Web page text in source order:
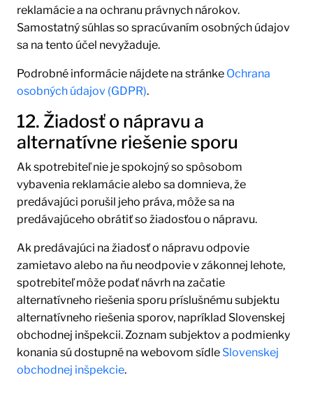
reklamácie a na ochranu právnych nárokov.
Samostatný súhlas so spracúvaním osobných údajov
sa na tento účel nevyžaduje.
Podrobné informácie nájdete na stránke Ochrana
osobných údajov (GDPR).
12. Žiadosť o nápravu a
alternatívne riešenie sporu
Ak spotrebiteľ nie je spokojný so spôsobom
vybavenia reklamácie alebo sa domnieva, že
predávajúci porušil jeho práva, môže sa na
predávajúceho obrátiť so žiadosťou o nápravu.
Ak predávajúci na žiadosť o nápravu odpovie
zamietavo alebo na ňu neodpovie v zákonnej lehote,
spotrebiteľ môže podať návrh na začatie
alternatívneho riešenia sporu príslušnému subjektu
alternatívneho riešenia sporov, napríklad Slovenskej
obchodnej inšpekcii. Zoznam subjektov a podmienky
konania sú dostupné na webovom sídle Slovenskej
obchodnej inšpekcie.